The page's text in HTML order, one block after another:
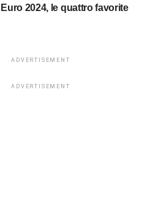
Euro 2024, le quattro favorite
ADVERTISEMENT
ADVERTISEMENT